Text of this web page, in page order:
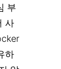
부
사
하